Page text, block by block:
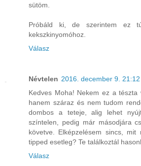
sütöm.
Próbáld ki, de szerintem ez
kekszkinyomóhoz.
Válasz
Névtelen 2016. december 9. 21:12
Kedves Moha! Nekem ez a tészta
hanem száraz és nem tudom
dombos a teteje, alig lehet
színtelen, pedig már másodjára
követve. Elképzelésem sincs,
tipped esetleg? Te találkoztál
Válasz